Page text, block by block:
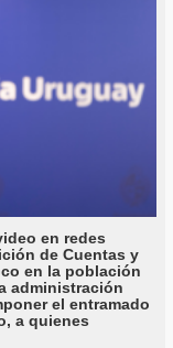
en redes
de Cuentas y
en la población
administración
el entramado
a quienes